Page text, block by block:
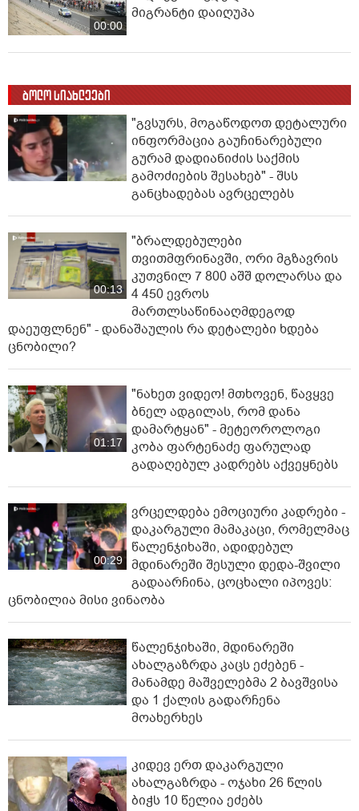
00:00
მიგრანტი დაიღუპა
ბოლო სიახლეები
"გვსურს, მოგაწოდოთ დეტალური
ინფორმაცია გაუჩინარებული
გურამ დადიანიძის საქმის
გამოძიების შესახებ" - შსს
განცხადებას ავრცელებს
00:13
"ბრალდებულები
თვითმფრინავში, ორი მგზავრის
კუთვნილ 7 800 აშშ დოლარსა და
4 450 ევროს
მართლსაწინააღმდეგოდ
დაეუფლნენ" - დანაშაულის რა დეტალები ხდება
ცნობილი?
01:17
"ნახეთ ვიდეო! მთხოვენ, წავყვე
ბნელ ადგილას, რომ დანა
დამარტყან" - მეტეოროლოგი
კობა ფარტენაძე ფარულად
გადაღებულ კადრებს აქვეყნებს
00:29
ვრცელდება ემოციური კადრები -
დაკარგული მამაკაცი, რომელმაც
წალენჯიხაში, ადიდებულ
მდინარეში შესული დედა-შვილი
გადაარჩინა, ცოცხალი იპოვეს:
ცნობილია მისი ვინაობა
წალენჯიხაში, მდინარეში
ახალგაზრდა კაცს ეძებენ -
მანამდე მაშველებმა 2 ბავშვისა
და 1 ქალის გადარჩენა
მოახერხეს
კიდევ ერთ დაკარგული
ახალგაზრდა - ოჯახი 26 წლის
ბიჭს 10 წელია ეძებს